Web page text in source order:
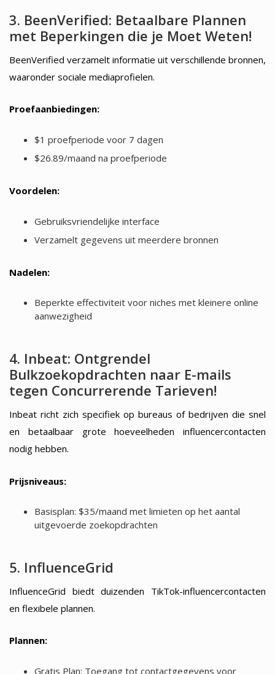
3. BeenVerified: Betaalbare Plannen
met Beperkingen die je Moet Weten!
BeenVerified verzamelt informatie uit verschillende bronnen,
waaronder sociale mediaprofielen.
Proefaanbiedingen:
$1 proefperiode voor 7 dagen
$26.89/maand na proefperiode
Voordelen:
Gebruiksvriendelijke interface
Verzamelt gegevens uit meerdere bronnen
Nadelen:
Beperkte effectiviteit voor niches met kleinere online
aanwezigheid
4. Inbeat: Ontgrendel
Bulkzoekopdrachten naar E-mails
tegen Concurrerende Tarieven!
Inbeat richt zich specifiek op bureaus of bedrijven die snel
en betaalbaar grote hoeveelheden influencercontacten
nodig hebben.
Prijsniveaus:
Basisplan: $35/maand met limieten op het aantal
uitgevoerde zoekopdrachten
5. InfluenceGrid
InfluenceGrid biedt duizenden TikTok-influencercontacten
en flexibele plannen.
Plannen:
Gratis Plan: Toegang tot contactgegevens voor